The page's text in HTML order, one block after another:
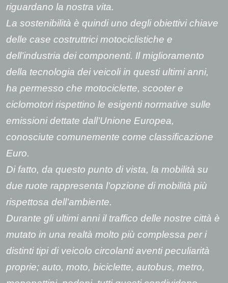
riguardano la nostra vita.
La sostenibilità è quindi uno degli obiettivi chiave
delle case costruttrici motociclistiche e
dell’industria dei componenti. Il miglioramento
della tecnologia dei veicoli in questi ultimi anni,
ha permesso che motociclette, scooter e
ciclomotori rispettino le esigenti normative sulle
emissioni dettate dall’Unione Europea,
conosciute comunemente come classificazione
Euro.
Di fatto, da questo punto di vista, la mobilità su
due ruote rappresenta l’opzione di mobilità più
rispettosa dell’ambiente.
Durante gli ultimi anni il traffico delle nostre città è
mutato in una realtà molto più complessa per i
distinti tipi di veicolo circolanti aventi peculiarità
proprie; auto, moto, biciclette, autobus, metro,